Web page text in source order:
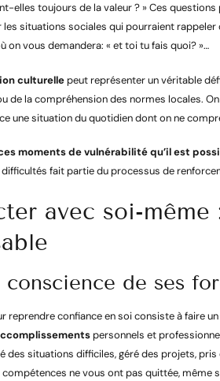
elles toujours de la valeur ? » Ces
les situations sociales qui pourraient
on vous demandera: « et toi tu fais quoi? »…
culturelle peut représenter un véritable
de la compréhension des normes locales.
une situation du quotidien dont on ne
moments de vulnérabilité qu’il est
fait partie du processus de
avec soi-même
conscience de ses
reprendre confiance en soi consiste à faire un
personnels et
des situations difficiles, géré des projets, pris
ne vous ont pas quittée, même